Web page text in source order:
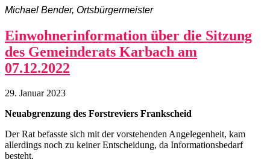
Michael Bender, Ortsbürgermeister
Einwohnerinformation über die Sitzung
des Gemeinderats Karbach am
07.12.2022
29. Januar 2023
Neuabgrenzung des Forstreviers Frankscheid
Der Rat befasste sich mit der vorstehenden Angelegenheit, kam
allerdings noch zu keiner Entscheidung, da Informationsbedarf
besteht.